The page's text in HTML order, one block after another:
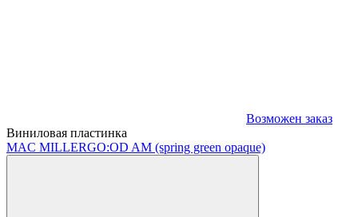
Возможен заказ
Виниловая пластинка
MAC MILLERGO:OD AM (spring green opaque)